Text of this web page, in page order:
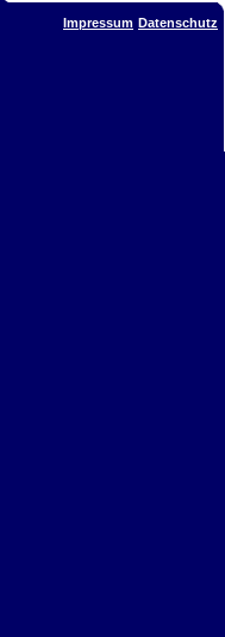
Impressum Datenschutz